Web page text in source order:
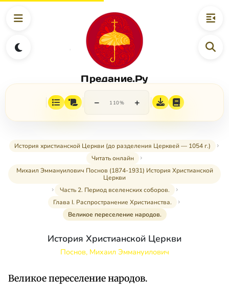
Предание.Ру
− 110% +
История христианской Церкви (до разделения Церквей — 1054 г.)
Читать онлайн
Михаил Эммануилович Поснов (1874-1931) История Христианской
Церкви
Часть 2. Период вселенских соборов.
Глава I. Распространение Христианства.
Великое переселение народов.
История Христианской Церкви
Поснов, Михаил Эммануилович
Великое переселение народов.